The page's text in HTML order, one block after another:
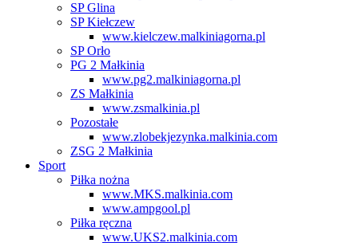
SP Glina
SP Kiełczew
www.kielczew.malkiniagorna.pl
SP Orło
PG 2 Małkinia
www.pg2.malkiniagorna.pl
ZS Małkinia
www.zsmalkinia.pl
Pozostałe
www.zlobekjezynka.malkinia.com
ZSG 2 Małkinia
Sport
Piłka nożna
www.MKS.malkinia.com
www.ampgool.pl
Piłka ręczna
www.UKS2.malkinia.com